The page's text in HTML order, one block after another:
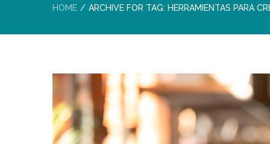
HOME ARCHIVE FOR TAG: HERRAMIENTAS PARA